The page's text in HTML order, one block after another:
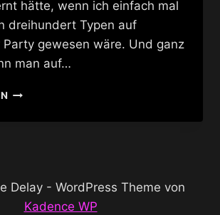
hätte, wenn ich einfach mal
dreihundert Typen auf
Party gewesen wäre. Und ganz
man auf…
KARAOKE
BERLIN
Delay - WordPress Theme von
Kadence WP